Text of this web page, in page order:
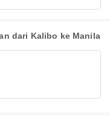
dari Kalibo ke Manila